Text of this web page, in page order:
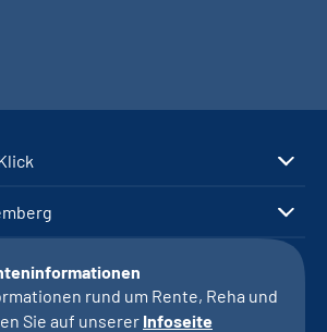
rund um Rente, Reha und
Sie auf unserer Infoseite